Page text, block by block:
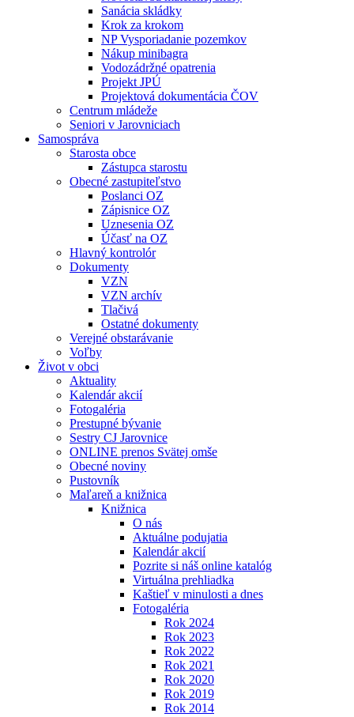
Sanácia skládky
Krok za krokom
NP Vysporiadanie pozemkov
Nákup minibagra
Vodozádržné opatrenia
Projekt JPÚ
Projektová dokumentácia ČOV
Centrum mládeže
Seniori v Jarovniciach
Samospráva
Starosta obce
Zástupca starostu
Obecné zastupiteľstvo
Poslanci OZ
Zápisnice OZ
Uznesenia OZ
Účasť na OZ
Hlavný kontrolór
Dokumenty
VZN
VZN archív
Tlačivá
Ostatné dokumenty
Verejné obstarávanie
Voľby
Život v obci
Aktuality
Kalendár akcií
Fotogaléria
Prestupné bývanie
Sestry CJ Jarovnice
ONLINE prenos Svätej omše
Obecné noviny
Pustovník
Maľareň a knižnica
Knižnica
O nás
Aktuálne podujatia
Kalendár akcií
Pozrite si náš online katalóg
Virtuálna prehliadka
Kaštieľ v minulosti a dnes
Fotogaléria
Rok 2024
Rok 2023
Rok 2022
Rok 2021
Rok 2020
Rok 2019
Rok 2014